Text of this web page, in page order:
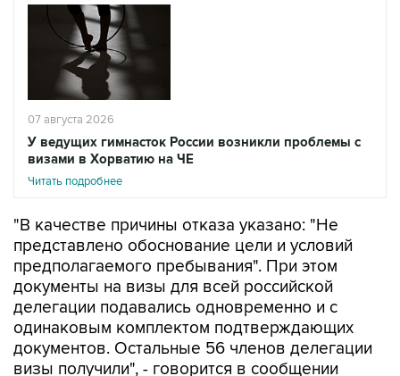
07 августа 2026
У ведущих гимнасток России возникли проблемы с
визами в Хорватию на ЧЕ
Читать подробнее
"В качестве причины отказа указано: "Не
представлено обоснование цели и условий
предполагаемого пребывания". При этом
документы на визы для всей российской
делегации подавались одновременно и с
одинаковым комплектом подтверждающих
документов. Остальные 56 членов делегации
визы получили", - говорится в сообщении